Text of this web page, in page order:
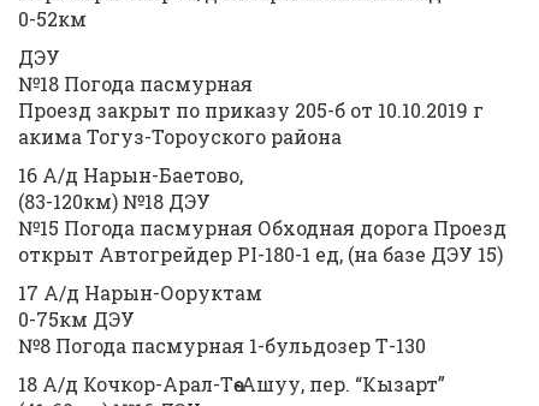
0-52км
ДЭУ
№18 Погода пасмурная
Проезд закрыт по приказу 205-б от 10.10.2019 г
акима Тогуз-Тороуского района
16 А/д Нарын-Баетово,
(83-120км) №18 ДЭУ
№15 Погода пасмурная Обходная дорога Проезд
открыт Автогрейдер PI-180-1 ед, (на базе ДЭУ 15)
17 А/д Нарын-Ооруктам
0-75км ДЭУ
№8 Погода пасмурная 1-бульдозер Т-130
18 А/д Кочкор-Арал-Төө-Ашуу, пер. “Кызарт”